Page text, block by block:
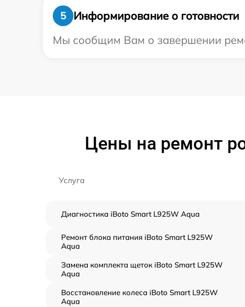
5
Информирование о готовности
Мы сообщим Вам о завершении
Цены на ремонт
Услуга
Диагностика iBoto Smart L925W Aqua
Ремонт блока питания iBoto Smart L925W
Aqua
Замена комплекта щеток iBoto Smart L925W
Aqua
Восстановление колеса iBoto Smart L925W
Aqua